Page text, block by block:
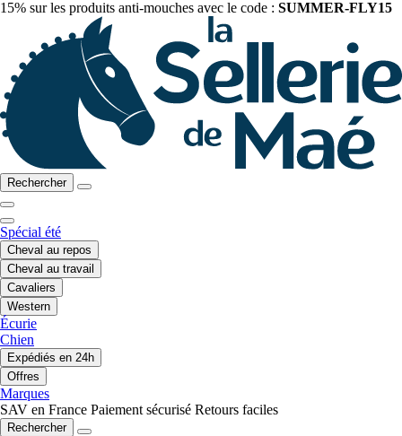
15% sur les produits anti-mouches avec le code : SUMMER-FLY15
Rechercher
Spécial été
Cheval au repos
Cheval au travail
Cavaliers
Western
Écurie
Chien
Expédiés en 24h
Offres
Marques
SAV en France Paiement sécurisé Retours faciles
Rechercher